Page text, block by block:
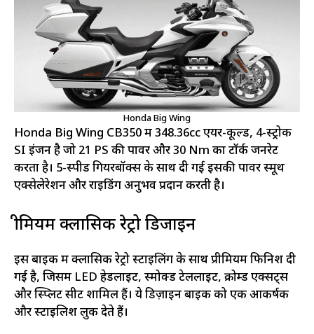
Honda Big Wing
Honda Big Wing CB350 में 348.36cc एयर-कूल्ड, 4-स्ट्रोक
SI इंजन है जो 21 PS की पावर और 30 Nm का टॉर्क जनरेट
करता है। 5-स्पीड गियरबॉक्स के साथ दी गई इसकी पावर स्मूथ
एक्सेलेरेशन और राइडिंग अनुभव प्रदान करती है।
प्रीमियम क्लासिक रेट्रो डिजाइन
इस बाइक में क्लासिक रेट्रो स्टाइलिंग के साथ प्रीमियम फिनिश दी
गई है, जिसमें LED हेडलाइट, स्मोक्ड टेललाइट, क्रोम्ड एक्सेंट्स
और स्प्लिट सीट शामिल हैं। ये डिज़ाइन बाइक को एक आकर्षक
और स्टाइलिश लुक देते हैं।